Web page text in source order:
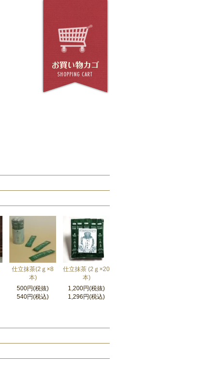
仕立抹茶(2ｇ×8
本)
500円(税抜)
540円(税込)
仕立抹茶 (2ｇ×20
本)
1,200円(税抜)
1,296円(税込)